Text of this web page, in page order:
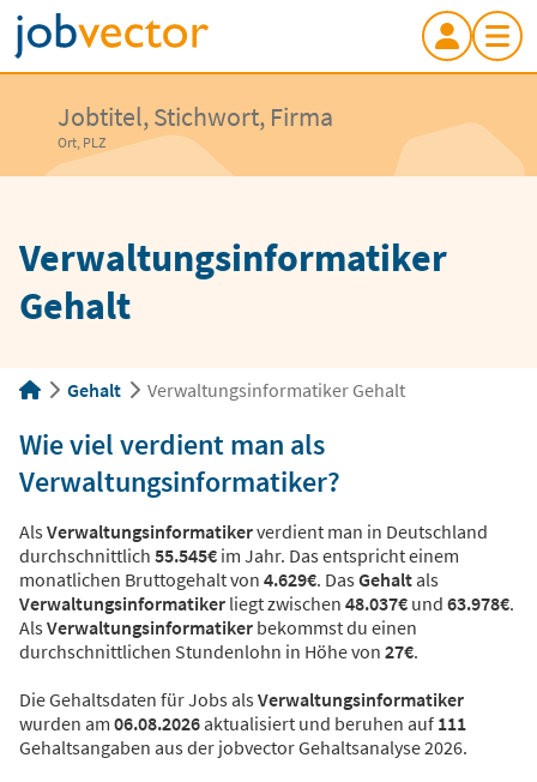
Jobtitel, Stichwort, Firma
Ort, PLZ
Verwaltungsinformatiker
Gehalt
Gehalt Verwaltungsinformatiker Gehalt
Wie viel verdient man als
Verwaltungsinformatiker?
AlsVerwaltungsinformatikerverdient man in Deutschland
durchschnittlich 55.545€ im Jahr. Das entspricht einem
monatlichen Bruttogehalt von 4.629€. DasGehaltals
Verwaltungsinformatiker liegt zwischen 48.037€ und 63.978€.
AlsVerwaltungsinformatiker bekommst du einen
durchschnittlichen Stundenlohn in Höhe von 27€.
Die Gehaltsdaten für Jobs alsVerwaltungsinformatiker
wurden am 06.08.2026aktualisiert und beruhen auf 111
Gehaltsangaben aus der jobvector Gehaltsanalyse 2026.